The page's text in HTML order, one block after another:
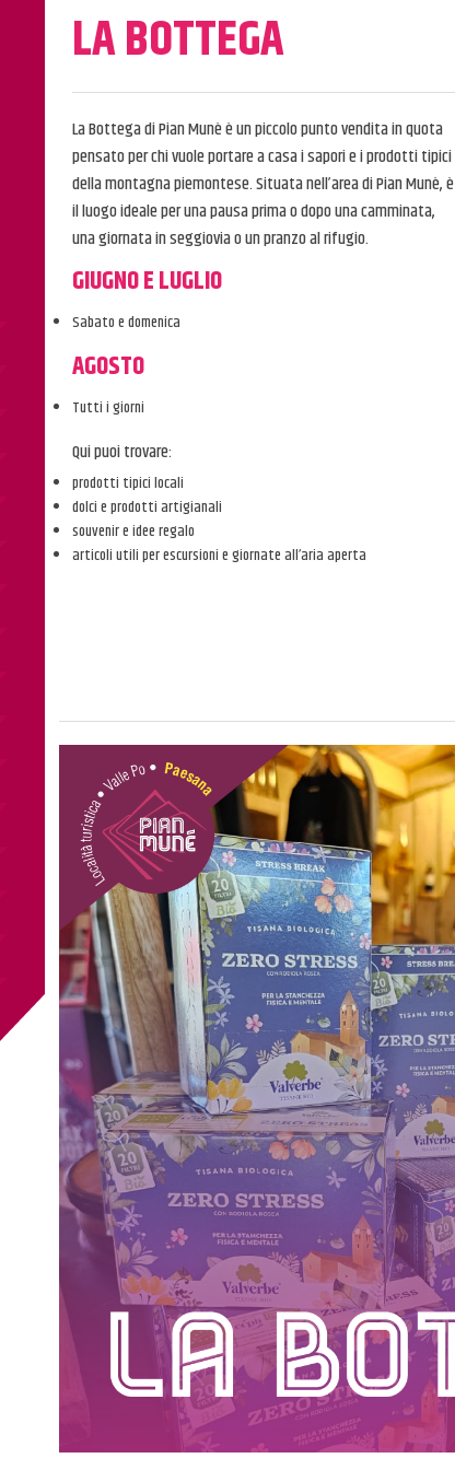
LA BOTTEGA
La Bottega di Pian Munè è un piccolo punto vendita in quota
pensato per chi vuole portare a casa i sapori e i prodotti tipici
della montagna piemontese. Situata nell’area di Pian Munè, è
il luogo ideale per una pausa prima o dopo una camminata,
una giornata in seggiovia o un pranzo al rifugio.
GIUGNO E LUGLIO
Sabato e domenica
AGOSTO
Tutti i giorni
Qui puoi trovare:
prodotti tipici locali
dolci e prodotti artigianali
souvenir e idee regalo
articoli utili per escursioni e giornate all’aria aperta